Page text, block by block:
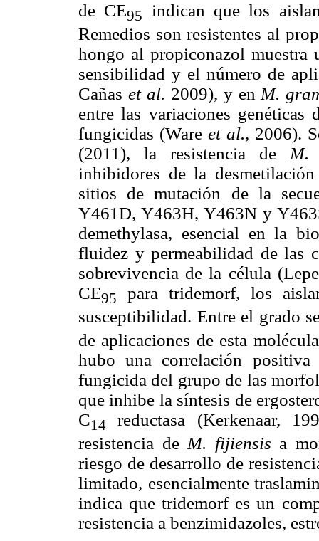
de CE95
indican que los
Remedios son resistentes al
hongo al propiconazol muestra
sensibilidad y el número de
Cañas et al. 2009), y en M.
entre las variaciones
fungicidas (Ware et al., 2006).
(2011), la resistencia de M.
inhibidores de la
sitios de mutación de la
Y461D, Y463H, Y463N y
demethylasa, esencial en la
fluidez y permeabilidad de las
sobrevivencia de la célula
CE95
para tridemorf, los
susceptibilidad. Entre el grado
de aplicaciones de esta
hubo una correlación
fungicida del grupo de las
que inhibe la síntesis de
C14
reductasa (Kerkenaar,
resistencia de M. fijiensis a
riesgo de desarrollo de
limitado, esencialmente
indica que tridemorf es un
resistencia a benzimidazoles,